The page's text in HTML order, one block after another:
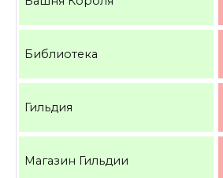
Библиотека
Гильдия
Магазин Гильдии